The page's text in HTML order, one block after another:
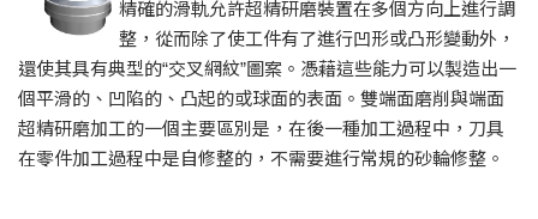
精確的滑軌允許超精研磨裝置在多個方向上進行調
整，從而除了使工件有了進行凹形或凸形變動外，
還使其具有典型的“交叉網紋”圖案。憑藉這些能力可以製造出一
個平滑的、凹陷的、凸起的或球面的表面。雙端面磨削與端面
超精研磨加工的一個主要區別是，在後一種加工過程中，刀具
在零件加工過程中是自修整的，不需要進行常規的砂輪修整。